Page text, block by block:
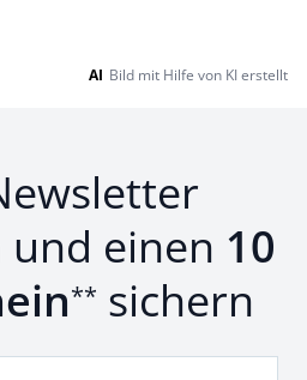
AI Bild mit Hilfe von KI erstellt
einen 10
** sichern